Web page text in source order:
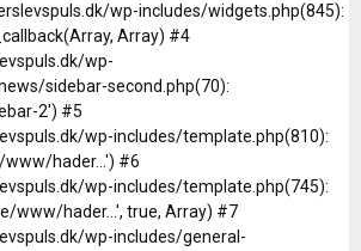
wp-includes/widgets.php(845):
Array) #4
wp-
sidebar-second.php(70):
2') #5
wp-includes/template.php(810):
hader...') #6
wp-includes/template.php(745):
www/hader...', true, Array) #7
wp-includes/general-